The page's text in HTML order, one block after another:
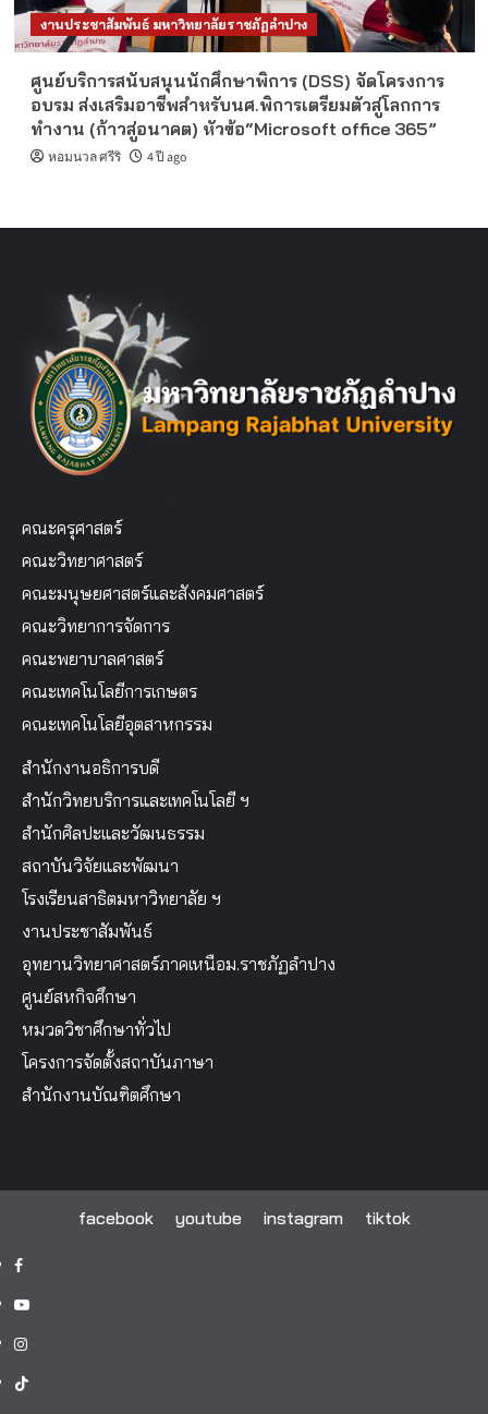
งานประชาสัมพันธ์ มหาวิทยาลัยราชภัฏลำปาง
ศูนย์บริการสนับสนุนนักศึกษาพิการ (DSS) จัดโครงการ
อบรม ส่งเสริมอาชีพสำหรับนศ.พิการเตรียมตัวสู่โลกการ
ทำงาน (ก้าวสู่อนาคต) หัวข้อ“Microsoft office 365”
หอมนวล ศรีริ 4 ปี ago
คณะครุศาสตร์
คณะวิทยาศาสตร์
คณะมนุษยศาสตร์และสังคมศาสตร์
คณะวิทยาการจัดการ
คณะพยาบาลศาสตร์
คณะเทคโนโลยีการเกษตร
คณะเทคโนโลยีอุตสาหกรรม
สำนักงานอธิการบดี
สำนักวิทยบริการและเทคโนโลยี ฯ
สำนักศิลปะและวัฒนธรรม
สถาบันวิจัยและพัฒนา
โรงเรียนสาธิตมหาวิทยาลัย ฯ
งานประชาสัมพันธ์
อุทยานวิทยาศาสตร์ภาคเหนือม.ราชภัฏลำปาง
ศูนย์สหกิจศึกษา
หมวดวิชาศึกษาทั่วไป
โครงการจัดตั้งสถาบันภาษา
สำนักงานบัณฑิตศึกษา
facebook youtube instagram tiktok
facebook
youtube
instagram
tiktok